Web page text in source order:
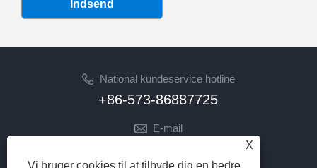
Indsend
National kundeservice hotline
+86-573-86887725
E-mail
X
Vi bruger cookies til at tilbyde dig en bedre